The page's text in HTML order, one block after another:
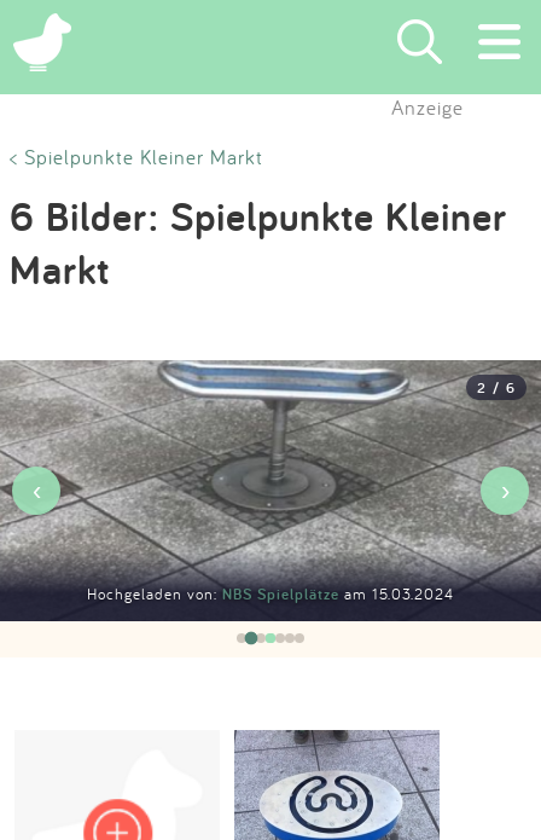
×
Suchen
Eintragen
Blog
Partner
Kontakt
Impressum
Anmelden
Anzeige
< Spielpunkte Kleiner Markt
6 Bilder: Spielpunkte Kleiner
Markt
Hochgeladen von: NBS Spielplätze am 15.03.2024
2 / 6
‹ ›